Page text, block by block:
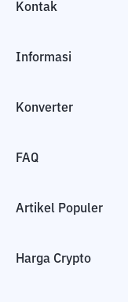
Kontak
Informasi
Konverter
FAQ
Artikel Populer
Harga Crypto